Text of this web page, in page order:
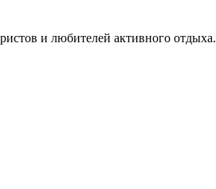
и любителей активного отдыха.